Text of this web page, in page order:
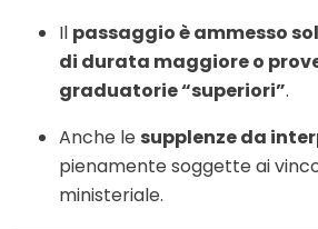
Il passaggio è ammesso
di durata maggiore o
graduatorie “superiori”.
Anche le supplenze da
pienamente soggette ai
ministeriale.